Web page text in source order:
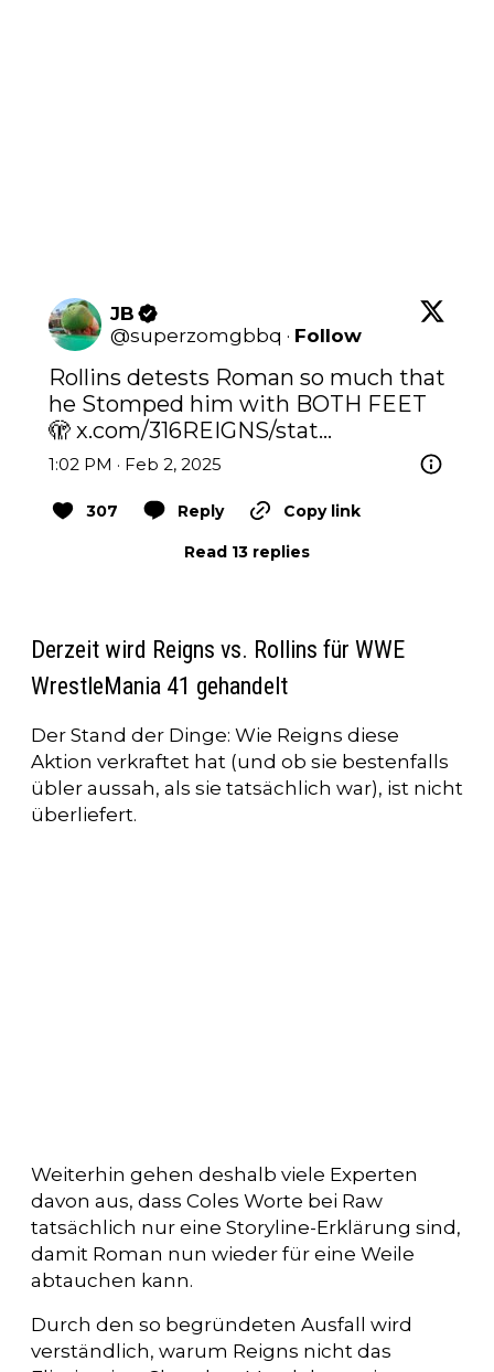
JB
@superzomgbbq · Follow
Rollins detests Roman so much that
he Stomped him with BOTH FEET
🫣 x.com/316REIGNS/stat…
1:02 PM · Feb 2, 2025
307 Reply Copy link
Read 13 replies
Derzeit wird Reigns vs. Rollins für WWE
WrestleMania 41 gehandelt
Der Stand der Dinge: Wie Reigns diese
Aktion verkraftet hat (und ob sie bestenfalls
übler aussah, als sie tatsächlich war), ist nicht
überliefert.
Weiterhin gehen deshalb viele Experten
davon aus, dass Coles Worte bei Raw
tatsächlich nur eine Storyline-Erklärung sind,
damit Roman nun wieder für eine Weile
abtauchen kann.
Durch den so begründeten Ausfall wird
verständlich, warum Reigns nicht das